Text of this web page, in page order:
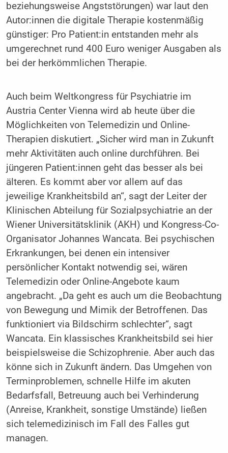
beziehungsweise Angststörungen) war laut den
Autor:innen die digitale Therapie kostenmäßig
günstiger: Pro Patient:in entstanden mehr als
umgerechnet rund 400 Euro weniger Ausgaben als
bei der herkömmlichen Therapie.
Auch beim Weltkongress für Psychiatrie im
Austria Center Vienna wird ab heute über die
Möglichkeiten von Telemedizin und Online-
Therapien diskutiert. „Sicher wird man in Zukunft
mehr Aktivitäten auch online durchführen. Bei
jüngeren Patient:innen geht das besser als bei
älteren. Es kommt aber vor allem auf das
jeweilige Krankheitsbild an“, sagt der Leiter der
Klinischen Abteilung für Sozialpsychiatrie an der
Wiener Universitätsklinik (AKH) und Kongress-Co-
Organisator Johannes Wancata. Bei psychischen
Erkrankungen, bei denen ein intensiver
persönlicher Kontakt notwendig sei, wären
Telemedizin oder Online-Angebote kaum
angebracht. „Da geht es auch um die Beobachtung
von Bewegung und Mimik der Betroffenen. Das
funktioniert via Bildschirm schlechter“, sagt
Wancata. Ein klassisches Krankheitsbild sei hier
beispielsweise die Schizophrenie. Aber auch das
könne sich in Zukunft ändern. Das Umgehen von
Terminproblemen, schnelle Hilfe im akuten
Bedarfsfall, Betreuung auch bei Verhinderung
(Anreise, Krankheit, sonstige Umstände) ließen
sich telemedizinisch im Fall des Falles gut
managen.